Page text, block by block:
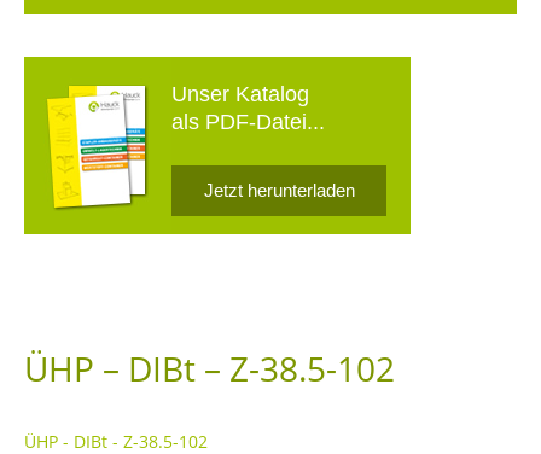
Unser Katalog
als PDF-Datei...
Jetzt herunterladen
ÜHP – DIBt – Z-38.5-102
ÜHP - DIBt - Z-38.5-102